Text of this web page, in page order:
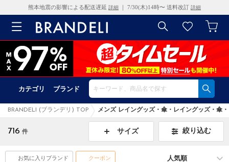
熊本地震の影響による配送遅延 詳細 ｜ 7/30(木)14時〜 送料改訂 詳細
カテゴリ ブランド
BRANDELI (ブランデリ) TOP メンズ レイングッズ・傘・レイングッズ・傘
716 件 サイズ 絞り込む
お気に入りブランド クーポン